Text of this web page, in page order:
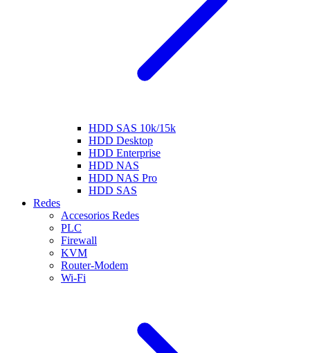
HDD SAS 10k/15k
HDD Desktop
HDD Enterprise
HDD NAS
HDD NAS Pro
HDD SAS
Redes
Accesorios Redes
PLC
Firewall
KVM
Router-Modem
Wi-Fi